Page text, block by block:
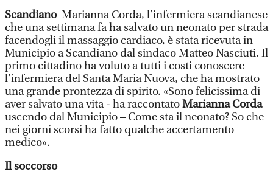
ScandianoMarianna Corda, l’infermiera scandianese
che una settimana fa ha salvato un neonato per strada
facendogli il massaggio cardiaco, è stata ricevuta in
Municipio a Scandiano dal sindaco Matteo Nasciuti. Il
primo cittadino ha voluto a tutti i costi conoscere
l’infermiera del Santa Maria Nuova, che ha mostrato
una grande prontezza di spirito. «Sono felicissima di
aver salvato una vita - ha raccontatoMarianna Corda
uscendo dal Municipio – Come sta il neonato? So che
nei giorni scorsi ha fatto qualche accertamento
medico».
Il soccorso